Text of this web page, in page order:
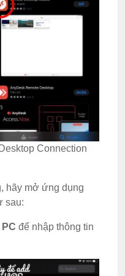
Connection
hãy mở ứng dụng
sau:
để nhập thông tin